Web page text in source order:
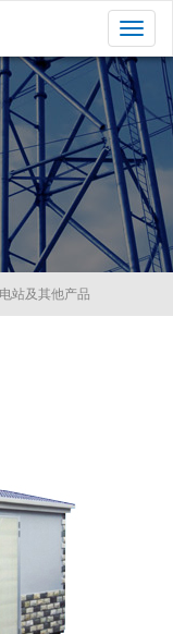
切
换
导
航
站及其他产品